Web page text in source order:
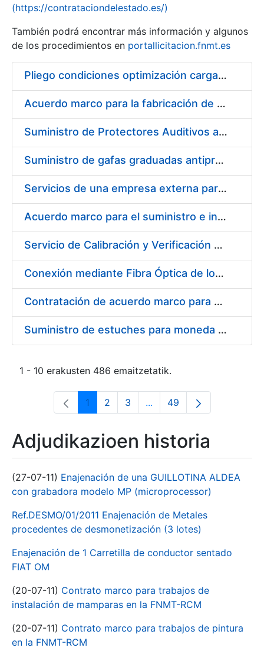
Erakutsi/Ezkutatu
(https://contrataciondelestado.es/)
También podrá encontrar más información y algunos
de los procedimientos en portallicitacion.fnmt.es
Pliego condiciones optimización cargas compras firmado
Acuerdo marco para la fabricación de piezas
Suministro de Protectores Auditivos a medida para las personas trabajadoras de los Centros de Trabajo de Madrid y Burgos
Suministro de gafas graduadas antiproyecciones para los trabajadores de la FNMT-RCM en los centros de trabajo de Madrid y Burgos
Servicios de una empresa externa para el asesoramiento y resolución de los recursos de alzada que se presentan relacionados con procesos de selección para la FNMT-RCM
Acuerdo marco para el suministro e instalación de persianas, estores y otros complementos
Servicio de Calibración y Verificación Externa de los Equipos de Medición del Servicio de Prevención de la FNMT-RCM
Conexión mediante Fibra Óptica de los Centros de Proceso de Datos (CPDs) de las sedes de la FNMT-RCM de Burgos y Madrid
Contratación de acuerdo marco para el Suministro de Material de Electricidad para la Fábrica Nacional de Moneda y Timbre-Real Casa de la Moneda en su centro de trabajo de Burgos
Suministro de estuches para moneda de 30 €
1 - 10 erakusten 486 emaitzetatik.
Orrialdea
1 Orrialdea
2 Orrialdea
3 ...Intermediate Pages Use
Orrialdea
49
Adjudikazioen historia
(27-07-11) Enajenación de una GUILLOTINA ALDEA
con grabadora modelo MP (microprocessor)
Ref.DESMO/01/2011 Enajenación de Metales
procedentes de desmonetización (3 lotes)
Enajenación de 1 Carretilla de conductor sentado
FIAT OM
(20-07-11) Contrato marco para trabajos de
instalación de mamparas en la FNMT-RCM
(20-07-11) Contrato marco para trabajos de pintura
en la FNMT-RCM